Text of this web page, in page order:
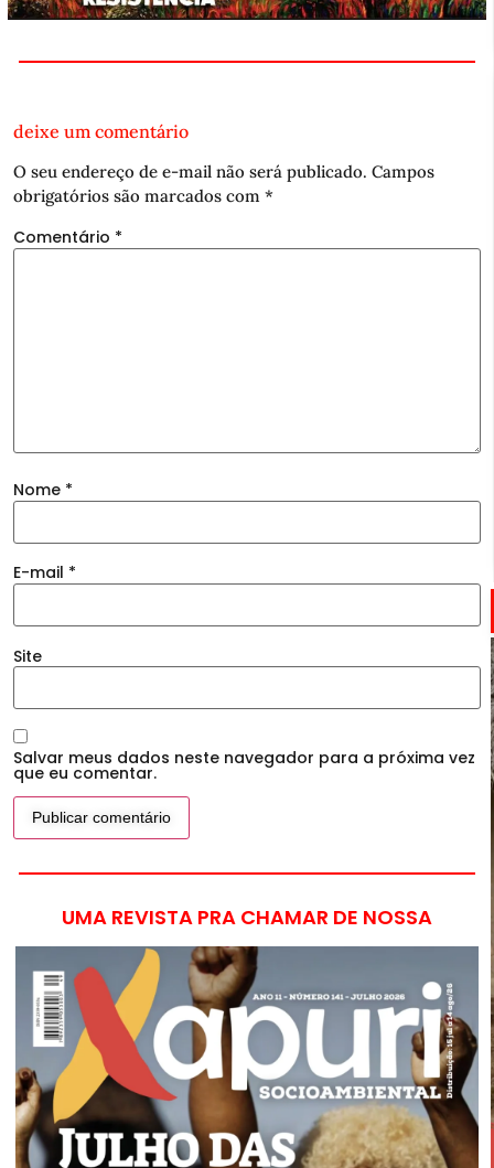
deixe um comentário
O seu endereço de e-mail não será publicado. Campos
obrigatórios são marcados com *
Comentário *
Nome *
E-mail *
Site
Salvar meus dados neste navegador para a próxima vez
que eu comentar.
UMA REVISTA PRA CHAMAR DE NOSSA